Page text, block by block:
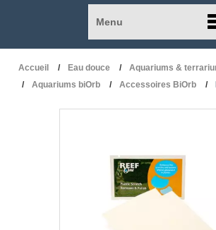
Menu
Accueil Eau douce
Aquariums &
Aquariums biOrb
Accessoires BiOrb